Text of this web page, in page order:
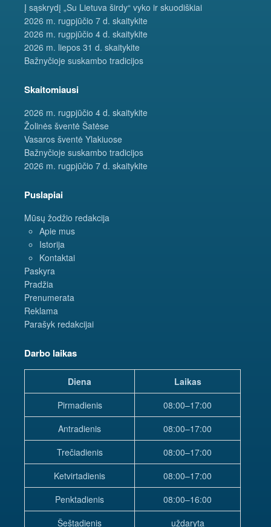
Į sąskrydį „Su Lietuva širdy“ vyko ir skuodiškiai
2026 m. rugpjūčio 7 d. skaitykite
2026 m. rugpjūčio 4 d. skaitykite
2026 m. liepos 31 d. skaitykite
Bažnyčioje suskambo tradicijos
Skaitomiausi
2026 m. rugpjūčio 4 d. skaitykite
Žolinės šventė Šatėse
Vasaros šventė Ylakiuose
Bažnyčioje suskambo tradicijos
2026 m. rugpjūčio 7 d. skaitykite
Puslapiai
Mūsų žodžio redakcija
Apie mus
Istorija
Kontaktai
Paskyra
Pradžia
Prenumerata
Reklama
Parašyk redakcijai
Darbo laikas
Diena
Laikas
Pirmadienis
08:00–17:00
Antradienis
08:00–17:00
Trečiadienis
08:00–17:00
Ketvirtadienis
08:00–17:00
Penktadienis
08:00–16:00
Šeštadienis
uždaryta